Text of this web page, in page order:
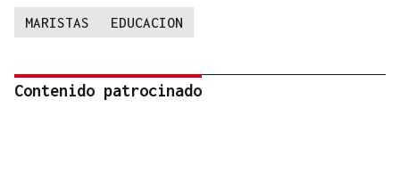
MARISTAS EDUCACION
Contenido patrocinado